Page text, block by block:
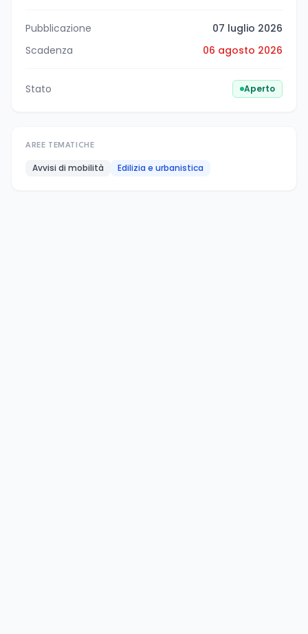
Pubblicazione
07 luglio 2026
Scadenza
06 agosto 2026
Stato Aperto
AREE TEMATICHE
Avvisi di mobilità Edilizia e urbanistica